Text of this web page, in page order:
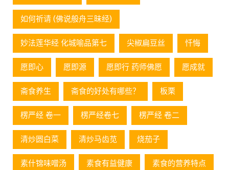
如何祈请 (佛说般舟三昧经)
妙法莲华经 化城喻品第七 尖椒扁豆丝 忏悔
愿即心 愿即源 愿即行 药师佛愿 愿成就
斋食养生 斋食的好处有哪些？ 板栗
楞严经 卷一 楞严经卷七 楞严经 卷二
清炒圆白菜 清炒马齿苋 烧茄子
素什锦味噌汤 素食有益健康 素食的营养特点